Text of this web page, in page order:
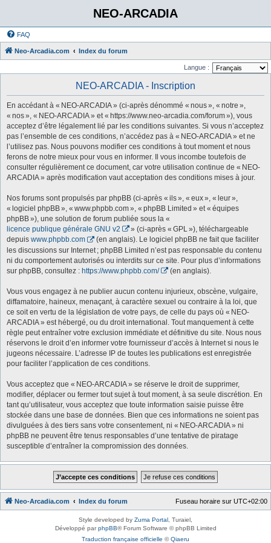
NEO-ARCADIA
FAQ
Neo-Arcadia.com Index du forum
Langue :
NEO-ARCADIA - Inscription
En accédant à « NEO-ARCADIA » (ci-après dénommé « nous », « notre »,
« nos », « NEO-ARCADIA » et « https://www.neo-arcadia.com/forum »), vous
acceptez d’être légalement lié par les conditions suivantes. Si vous n’acceptez
pas l’ensemble de ces conditions, n’accédez pas à « NEO-ARCADIA » et ne
l’utilisez pas. Nous pouvons modifier ces conditions à tout moment et nous
ferons de notre mieux pour vous en informer. Il vous incombe toutefois de
consulter régulièrement ce document, car votre utilisation continue de « NEO-
ARCADIA » après modification vaut acceptation des conditions mises à jour.
Nos forums sont propulsés par phpBB (ci-après « ils », « eux », « leur »,
« logiciel phpBB », « www.phpbb.com », « phpBB Limited » et « équipes
phpBB »), une solution de forum publiée sous la «
licence publique générale GNU v2
» (ci-après « GPL »), téléchargeable
depuis www.phpbb.com
(en anglais). Le logiciel phpBB ne fait que faciliter
les discussions sur Internet ; phpBB Limited n’est pas responsable du contenu
ni du comportement autorisés ou interdits sur ce site. Pour plus d’informations
sur phpBB, consultez : https://www.phpbb.com/ (en anglais).
Vous vous engagez à ne publier aucun contenu injurieux, obscène, vulgaire,
diffamatoire, haineux, menaçant, à caractère sexuel ou contraire à la loi, que
ce soit en vertu de la législation de votre pays, de celle du pays où « NEO-
ARCADIA » est hébergé, ou du droit international. Tout manquement à cette
règle peut entraîner votre exclusion immédiate et définitive du site. Nous nous
réservons le droit d’en informer votre fournisseur d’accès à Internet si nous le
jugeons nécessaire. L’adresse IP de toutes les publications est enregistrée
pour faciliter l’application de ces conditions.
Vous acceptez que « NEO-ARCADIA » se réserve le droit de supprimer,
modifier, déplacer ou fermer tout sujet à tout moment, à sa seule discrétion. En
tant qu’utilisateur, vous acceptez que toute information saisie puisse être
stockée dans une base de données. Bien que ces informations ne soient pas
divulguées à des tiers sans votre consentement, ni « NEO-ARCADIA » ni
phpBB ne peuvent être tenus responsables d’une tentative de piratage
susceptible d’entraîner la compromission des données.
Neo-Arcadia.com Index du forum Fuseau horaire sur UTC+02:00
Style developed by Zuma Portal , Turaiel,
Développé parphpBB® Forum Software © phpBB Limited
Traduction française officielle ©Qiaeru